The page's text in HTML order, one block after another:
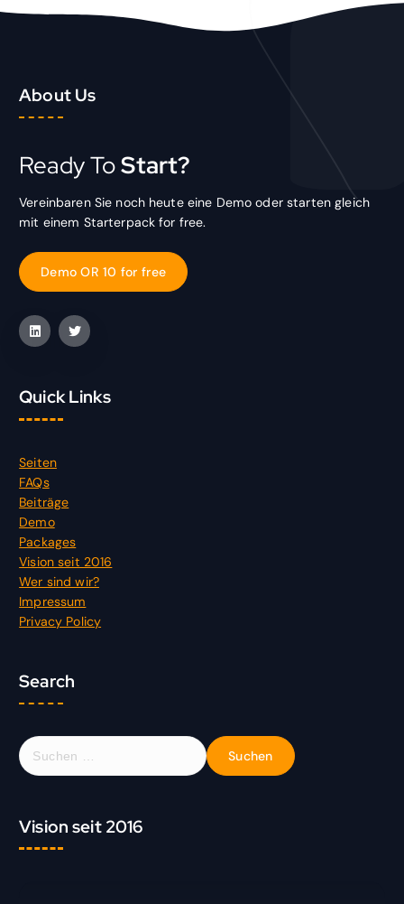
About Us
Ready ToStart?
Vereinbaren Sie noch heute eine Demo oder starten gleich
mit einem Starterpack for free.
Demo OR 10 for free
Quick Links
Seiten
FAQs
Beiträge
Demo
Packages
Vision seit 2016
Wer sind wir?
Impressum
Privacy Policy
Search
S
u
e
n
Vision seit 2016